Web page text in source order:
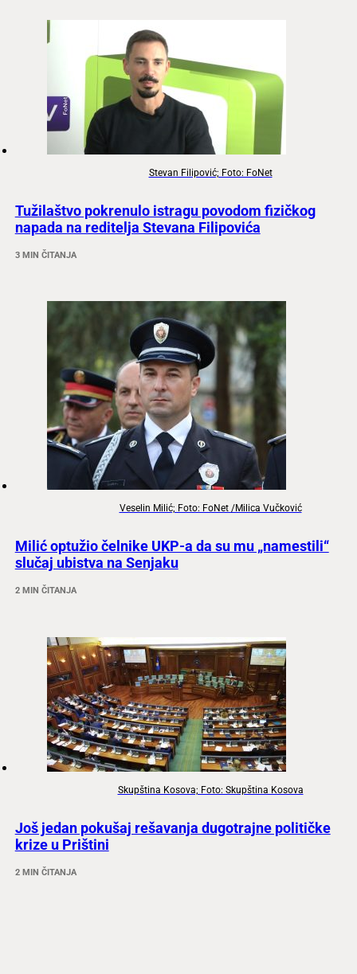
Stevan Filipović; Foto: FoNet
Tužilaštvo pokrenulo istragu povodom fizičkog
napada na reditelja Stevana Filipovića
3 MIN ČITANJA
Veselin Milić; Foto: FoNet /Milica Vučković
Milić optužio čelnike UKP-a da su mu „namestili“
slučaj ubistva na Senjaku
2 MIN ČITANJA
Skupština Kosova; Foto: Skupština Kosova
Još jedan pokušaj rešavanja dugotrajne političke
krize u Prištini
2 MIN ČITANJA